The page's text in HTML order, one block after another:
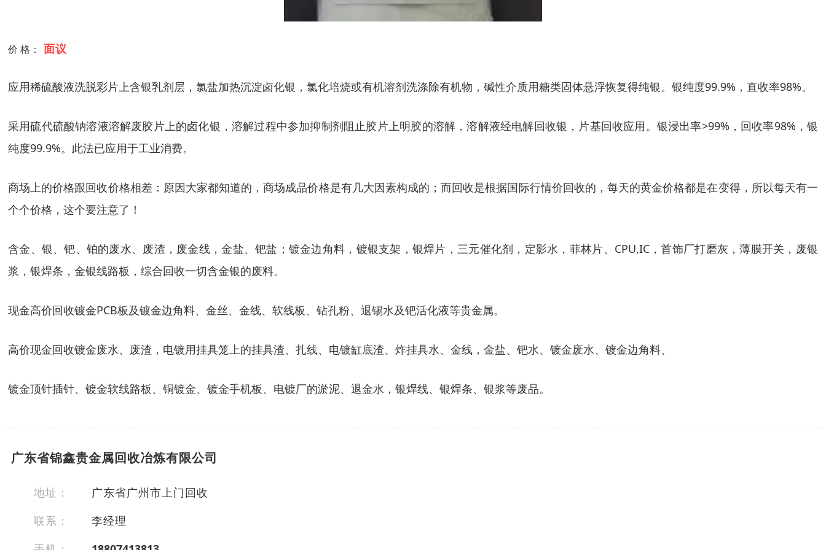
价 格： 面议
应用稀硫酸液洗脱彩片上含银乳剂层，氯盐加热沉淀卤化银，氯化培烧或有机溶剂洗涤除有机物，碱性介质用糖类固体悬浮恢复得纯银。银纯度99.9%，直收率98%。
采用硫代硫酸钠溶液溶解废胶片上的卤化银，溶解过程中参加抑制剂阻止胶片上明胶的溶解，溶解液经电解回收银，片基回收应用。银浸出率>99%，回收率98%，银
纯度99.9%。此法已应用于工业消费。
商场上的价格跟回收价格相差：原因大家都知道的，商场成品价格是有几大因素构成的；而回收是根据国际行情价回收的，每天的黄金价格都是在变得，所以每天有一
个个价格，这个要注意了！
含金、银、钯、铂的废水、废渣，废金线，金盐、钯盐；镀金边角料，镀银支架，银焊片，三元催化剂，定影水，菲林片、CPU,IC，首饰厂打磨灰，薄膜开关，废银
浆，银焊条，金银线路板，综合回收一切含金银的废料。
现金高价回收镀金PCB板及镀金边角料、金丝、金线、软线板、钻孔粉、退锡水及钯活化液等贵金属。
高价现金回收镀金废水、废渣，电镀用挂具笼上的挂具渣、扎线、电镀缸底渣、炸挂具水、金线，金盐、钯水、镀金废水、镀金边角料、
镀金顶针插针、镀金软线路板、铜镀金、镀金手机板、电镀厂的淤泥、退金水，银焊线、银焊条、银浆等废品。
广东省锦鑫贵金属回收冶炼有限公司
地址：
广东省广州市上门回收
联系：
李经理